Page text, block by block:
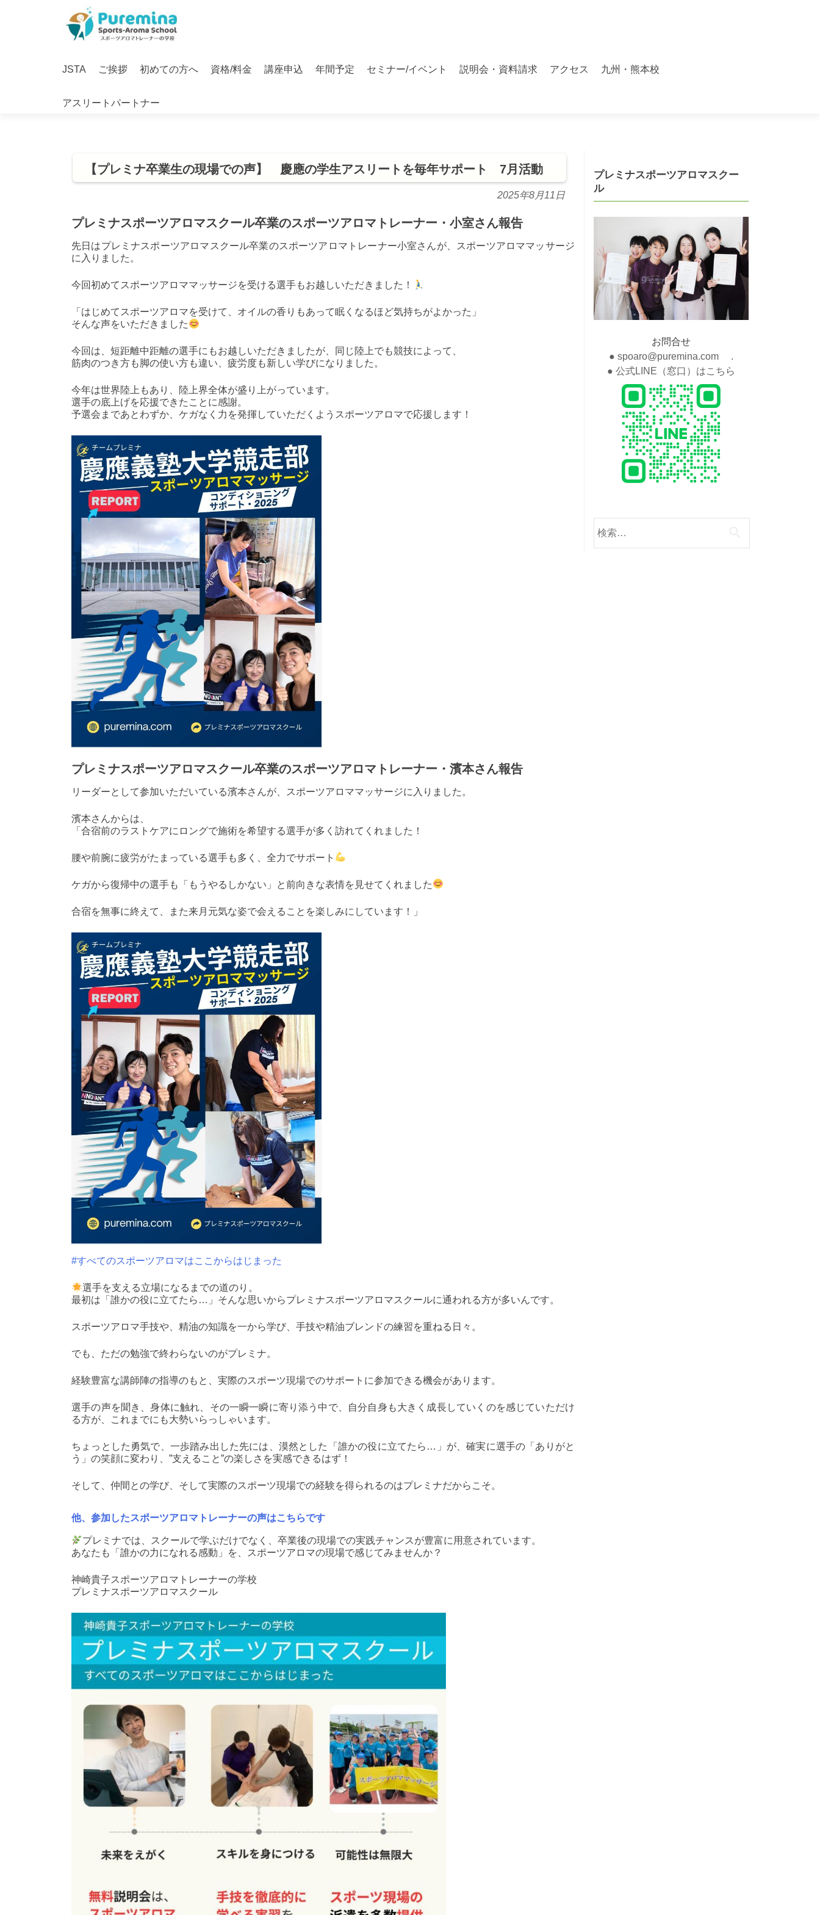
Menu
JSTA ご挨拶 初めての方へ 資格/料金 講座申込 年間予定 セミナー/イベント 説明会・資料請求 アクセス 九州・熊本校
アスリートパートナー
【プレミナ卒業生の現場での声】 慶應の学生アスリートを毎年サポート 7月活動
2025年8月11日
プレミナスポーツアロマスクール卒業のスポーツアロマトレーナー・小室さん報告
先日はプレミナスポーツアロマスクール卒業のスポーツアロマトレーナー小室さんが、スポーツアロママッサージ
に入りました。
今回初めてスポーツアロママッサージを受ける選手もお越しいただきました！
「はじめてスポーツアロマを受けて、オイルの香りもあって眠くなるほど気持ちがよかった」
そんな声をいただきました
今回は、短距離中距離の選手にもお越しいただきましたが、同じ陸上でも競技によって、
筋肉のつき方も脚の使い方も違い、疲労度も新しい学びになりました。
今年は世界陸上もあり、陸上界全体が盛り上がっています。
選手の底上げを応援できたことに感謝。
予選会まであとわずか、ケガなく力を発揮していただくようスポーツアロマで応援します！
プレミナスポーツアロマスクール卒業のスポーツアロマトレーナー・濱本さん報告
リーダーとして参加いただいている濱本さんが、スポーツアロママッサージに入りました。
濱本さんからは、
「合宿前のラストケアにロングで施術を希望する選手が多く訪れてくれました！
腰や前腕に疲労がたまっている選手も多く、全力でサポート
ケガから復帰中の選手も「もうやるしかない」と前向きな表情を見せてくれました
合宿を無事に終えて、また来月元気な姿で会えることを楽しみにしています！」
#すべてのスポーツアロマはここからはじまった
選手を支える立場になるまでの道のり。
最初は「誰かの役に立てたら…」そんな思いからプレミナスポーツアロマスクールに通われる方が多いんです。
スポーツアロマ手技や、精油の知識を一から学び、手技や精油ブレンドの練習を重ねる日々。
でも、ただの勉強で終わらないのがプレミナ。
経験豊富な講師陣の指導のもと、実際のスポーツ現場でのサポートに参加できる機会があります。
選手の声を聞き、身体に触れ、その一瞬一瞬に寄り添う中で、自分自身も大きく成長していくのを感じていただけ
る方が、これまでにも大勢いらっしゃいます。
ちょっとした勇気で、一歩踏み出した先には、漠然とした「誰かの役に立てたら…」が、確実に選手の「ありがと
う」の笑顔に変わり、”支えること”の楽しさを実感できるはず！
そして、仲間との学び、そして実際のスポーツ現場での経験を得られるのはプレミナだからこそ。
他、参加したスポーツアロマトレーナーの声はこちらです
プレミナでは、スクールで学ぶだけでなく、卒業後の現場での実践チャンスが豊富に用意されています。
あなたも「誰かの力になれる感動」を、スポーツアロマの現場で感じてみませんか？
神崎貴子スポーツアロマトレーナーの学校
プレミナスポーツアロマスクール
プレミナスポーツアロマスクー
ル
お問合せ
● spoaro@puremina.com .
● 公式LINE（窓口）はこちら
索: